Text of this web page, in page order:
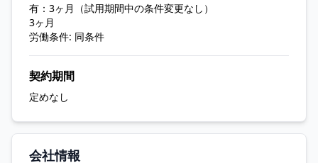
有：3ヶ月（試用期間中の条件変更なし）
3ヶ月
労働条件: 同条件
契約期間
定めなし
会社情報